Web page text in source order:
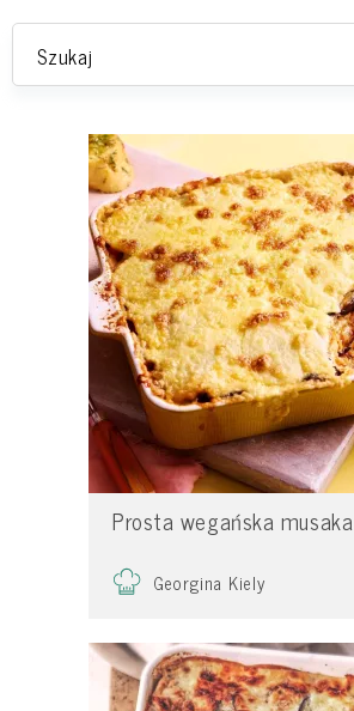
Prosta wegańska musaka
Georgina Kiely